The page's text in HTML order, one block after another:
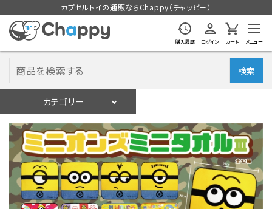
カプセルトイの通販ならChappy（チャッピー）
購入履歴 ログイン カート メニュー
検索
カテゴリー
ログイン 会員登録
入荷スケジュールをチェック
カプセルトイマシン本体